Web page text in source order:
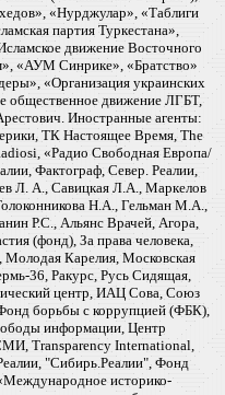
«Нурджулар», «Таблиги
партия Туркестана»,
движение Восточного
«АУМ Синрике», «Братство»
«Организация украинских
общественное движение ЛГБТ,
Иностранные агенты:
ТК Настоящее Время, The
«Радио Свободная Европа/
Фактограф, Север. Реалии,
Л. А., Савицкая Л.А., Маркелов
Н.А., Гельман М.А.,
Р.С., Альянс Врачей, Агора,
(фонд), За права человека,
Карелия, Московская
36, Ракурс, Русь Сидящая,
центр, ИАЦ Сова, Союз
борьбы с коррупцией (ФБК),
информации, Центр
Transparency International,
"Сибирь.Реалии", Фонд
историко-